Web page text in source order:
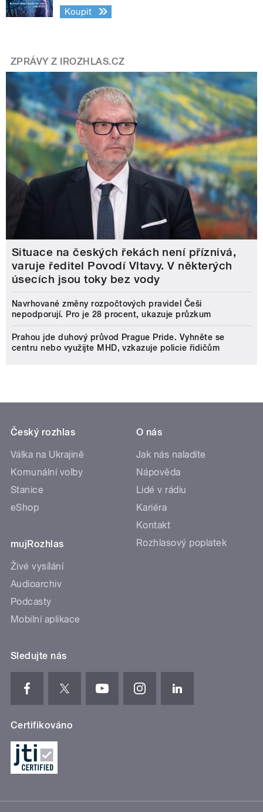
Koupit
ZPRÁVY Z IROZHLAS.CZ
Situace na českých řekách není příznivá,
varuje ředitel Povodí Vltavy. V některých
úsecích jsou toky bez vody
Navrhované změny rozpočtových pravidel Češi
nepodporují. Pro je 28 procent, ukazuje průzkum
Prahou jde duhový průvod Prague Pride. Vyhněte se
centru nebo využijte MHD, vzkazuje policie řidičům
Český rozhlas
Válka na Ukrajině
Komunální volby
Stanice
eShop
mujRozhlas
Živé vysílání
Audioarchiv
Podcasty
Mobilní aplikace
O nás
Jak nás naladíte
Nápověda
Lidé v rádiu
Kariéra
Kontakt
Rozhlasový poplatek
Sledujte nás
Certifikováno